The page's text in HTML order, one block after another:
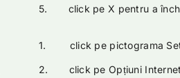
5. click pe X pentru a
1. click pe pictograma
2. click pe Opțiuni Internet